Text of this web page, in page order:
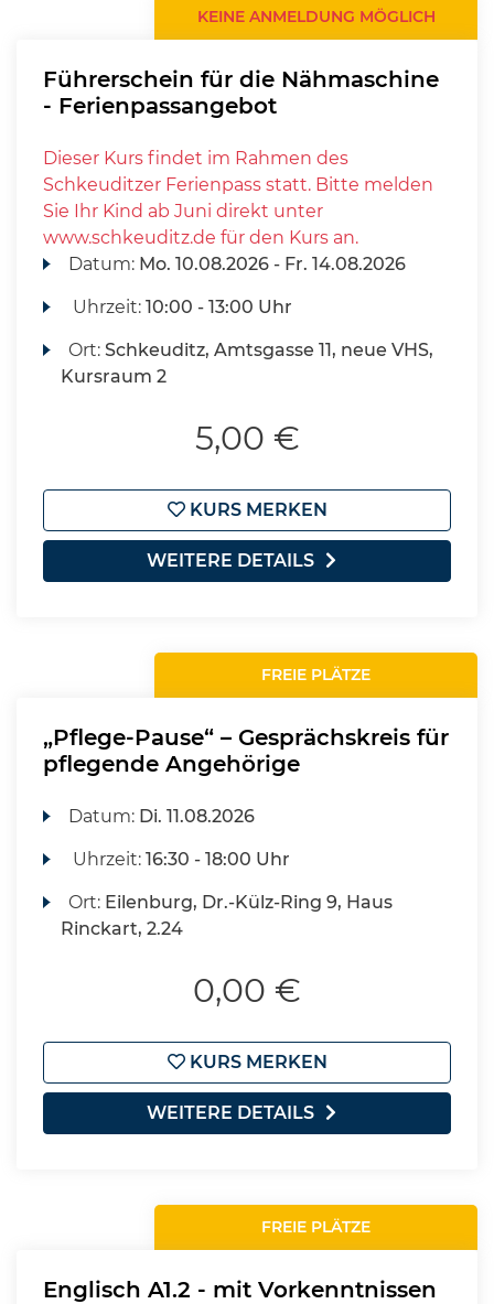
KEINE ANMELDUNG MÖGLICH
Führerschein für die Nähmaschine
- Ferienpassangebot
Dieser Kurs findet im Rahmen des
Schkeuditzer Ferienpass statt. Bitte melden
Sie Ihr Kind ab Juni direkt unter
www.schkeuditz.de für den Kurs an.
Datum: Mo. 10.08.2026 - Fr. 14.08.2026
Uhrzeit:10:00 - 13:00 Uhr
Ort:Schkeuditz, Amtsgasse 11, neue VHS,
Kursraum 2
5,00 €
KURS MERKEN
WEITERE DETAILS
FREIE PLÄTZE
„Pflege-Pause“ – Gesprächskreis für
pflegende Angehörige
Datum: Di. 11.08.2026
Uhrzeit:16:30 - 18:00 Uhr
Ort: Eilenburg, Dr.-Külz-Ring 9, Haus
Rinckart, 2.24
0,00 €
KURS MERKEN
WEITERE DETAILS
FREIE PLÄTZE
Englisch A1.2 - mit Vorkenntnissen